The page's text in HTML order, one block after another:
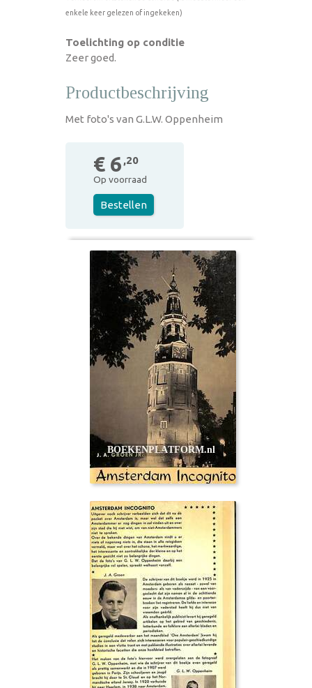
enkele keer gelezen of ingekeken)
Toelichting op conditie
Zeer goed.
Productbeschrijving
Met foto's van G.L.W. Oppenheim
€ 6 ,20
Op voorraad
Bestellen